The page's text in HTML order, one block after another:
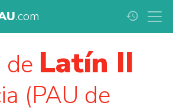
.com history
de Latín II
(PAU de